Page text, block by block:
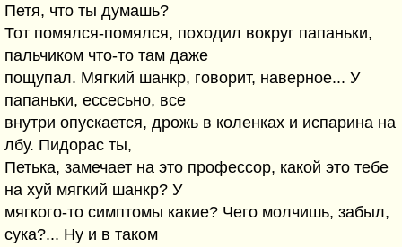
Петя, что ты думашь?
Тот помялся-помялся, походил вокруг папаньки,
пальчиком что-то там даже
пощупал. Мягкий шанкр, говорит, наверное... У
папаньки, ессесьно, все
внутри опускается, дрожь в коленках и испарина на
лбу. Пидорас ты,
Петька, замечает на это профессор, какой это тебе
на хуй мягкий шанкр? У
мягкого-то симптомы какие? Чего молчишь, забыл,
сука?... Ну и в таком